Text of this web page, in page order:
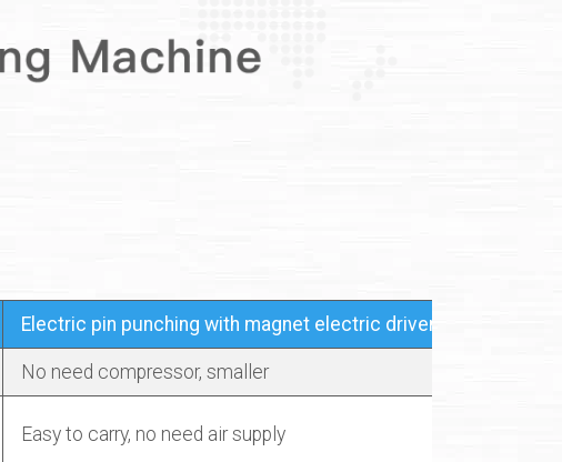
Electric pin punching with magnet electric driven
No need compressor, smaller
Easy to carry, no need air supply